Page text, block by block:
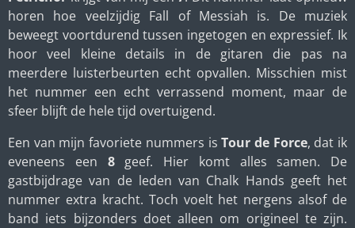
horen hoe veelzijdig Fall of Messiah is. De muziek
beweegt voortdurend tussen ingetogen en expressief. Ik
hoor veel kleine details in de gitaren die pas na
meerdere luisterbeurten echt opvallen. Misschien mist
het nummer een echt verrassend moment, maar de
sfeer blijft de hele tijd overtuigend.
Een van mijn favoriete nummers isTour de Force, dat ik
eveneens een 8geef. Hier komt alles samen. De
gastbijdrage van de leden van Chalk Hands geeft het
nummer extra kracht. Toch voelt het nergens alsof de
band iets bijzonders doet alleen om origineel te zijn.